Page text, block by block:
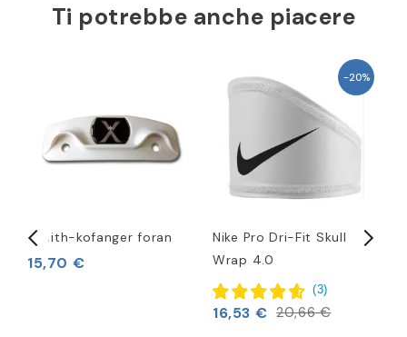
Ti potrebbe anche piacere
Xenith-kofanger foran
15,70 €
-20%
Nike Pro Dri-Fit Skull
Wrap 4.0
(3)
16,53 € 20,66 €